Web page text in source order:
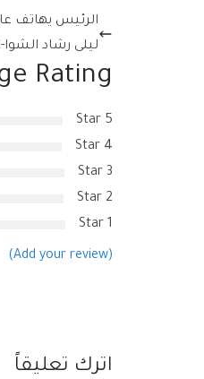
الرئيس يهاتف
ليلى رشاد الشوا-
Rating
5 Star
4 Star
3 Star
2 Star
1 Star
(Add your review)
اترك تعليقاً